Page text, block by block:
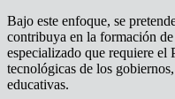
Bajo este enfoque, se
contribuya en la formación
especializado que requiere el
tecnológicas de los
educativas.